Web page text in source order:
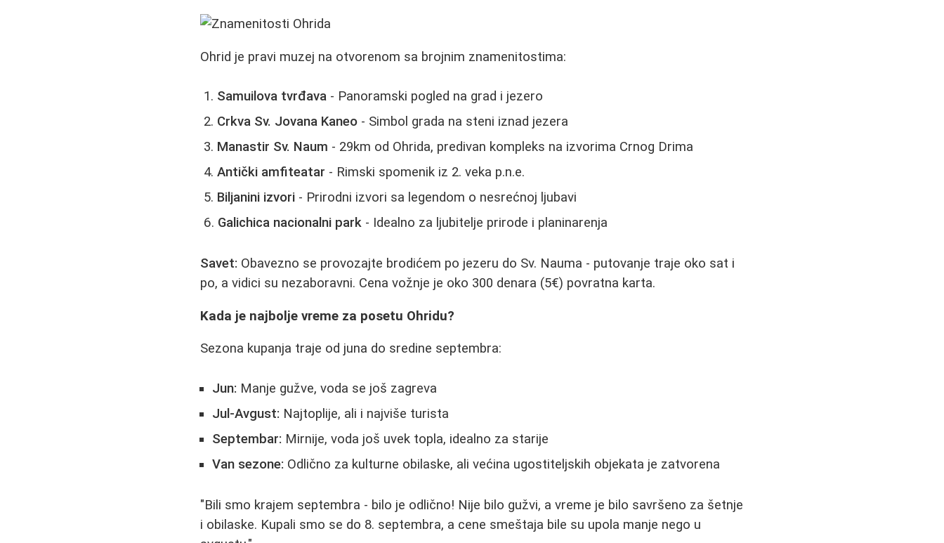
Ohrid je pravi muzej na otvorenom sa brojnim znamenitostima:
Samuilova tvrđava - Panoramski pogled na grad i jezero
Crkva Sv. Jovana Kaneo - Simbol grada na steni iznad jezera
Manastir Sv. Naum - 29km od Ohrida, predivan kompleks na izvorima Crnog Drima
Antički amfiteatar - Rimski spomenik iz 2. veka p.n.e.
Biljanini izvori - Prirodni izvori sa legendom o nesrećnoj ljubavi
Galichica nacionalni park - Idealno za ljubitelje prirode i planinarenja
Savet: Obavezno se provozajte brodićem po jezeru do Sv. Nauma - putovanje traje oko sat i
po, a vidici su nezaboravni. Cena vožnje je oko 300 denara (5€) povratna karta.
Kada je najbolje vreme za posetu Ohridu?
Sezona kupanja traje od juna do sredine septembra:
Jun: Manje gužve, voda se još zagreva
Jul-Avgust: Najtoplije, ali i najviše turista
Septembar: Mirnije, voda još uvek topla, idealno za starije
Van sezone: Odlično za kulturne obilaske, ali većina ugostiteljskih objekata je zatvorena
"Bili smo krajem septembra - bilo je odlično! Nije bilo gužvi, a vreme je bilo savršeno za šetnje
i obilaske. Kupali smo se do 8. septembra, a cene smeštaja bile su upola manje nego u